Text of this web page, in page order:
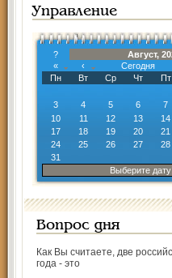
Управление
?
Август,
«
‹ Сегодня
Пн
Вт Ср Чт Пт
3
4 5 6 7
10
11 12 13 14
17
18 19 20 21
24
25 26 27 28
31
Выберите дату
Вопрос дня
Как Вы считаете, две
года - это